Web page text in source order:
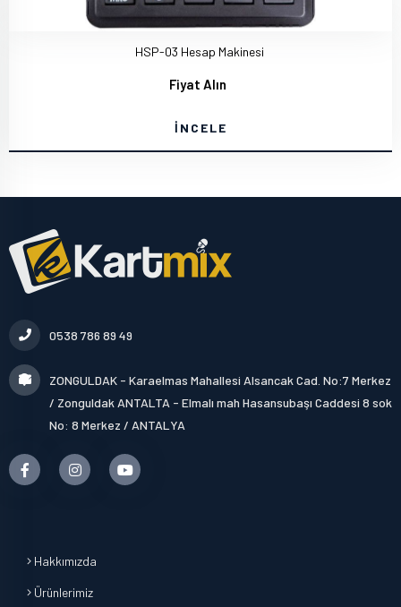
HSP-03 Hesap Makinesi
Fiyat Alın
İNCELE
0538 786 89 49
ZONGULDAK - Karaelmas Mahallesi Alsancak Cad. No:7 Merkez
/ Zonguldak ANTALTA - Elmalı mah Hasansubaşı Caddesi 8 sok
No: 8 Merkez / ANTALYA
Hakkımızda
Ürünlerimiz